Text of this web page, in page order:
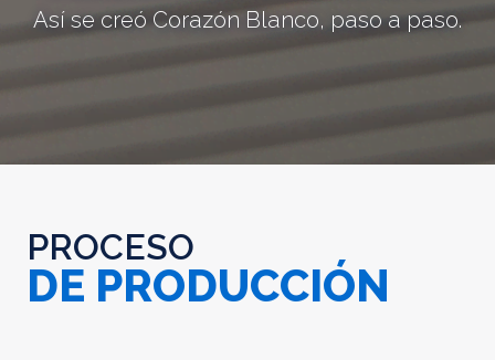
Así se creó Corazón Blanco, paso a paso.
PROCESO
DE PRODUCCIÓN